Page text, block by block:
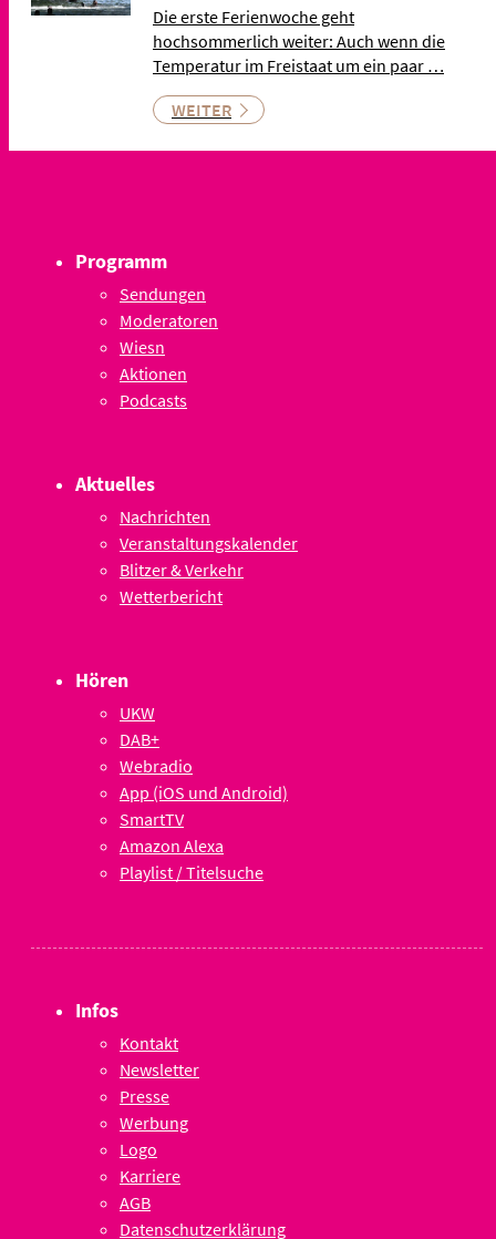
Die erste Ferienwoche geht
hochsommerlich weiter: Auch wenn die
Temperatur im Freistaat um ein paar …
WEITER
Programm
Sendungen
Moderatoren
Wiesn
Aktionen
Podcasts
Aktuelles
Nachrichten
Veranstaltungskalender
Blitzer & Verkehr
Wetterbericht
Hören
UKW
DAB+
Webradio
App (iOS und Android)
SmartTV
Amazon Alexa
Playlist / Titelsuche
Infos
Kontakt
Newsletter
Presse
Werbung
Logo
Karriere
AGB
Datenschutzerklärung